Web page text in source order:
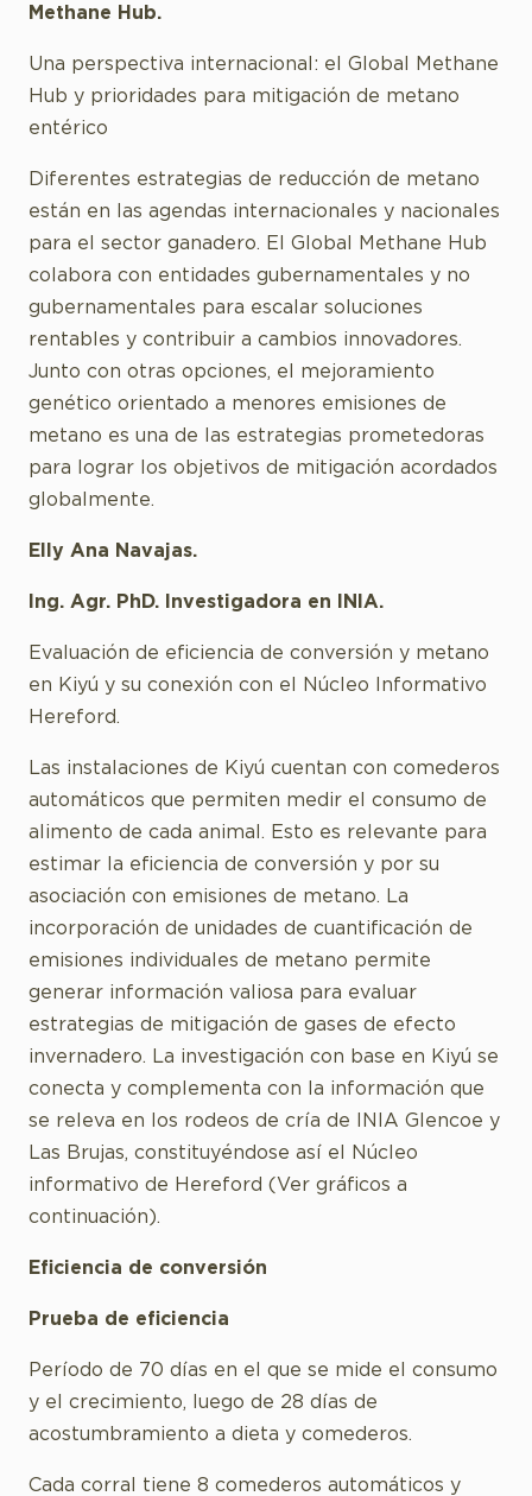
Methane Hub.
Una perspectiva internacional: el Global Methane
Hub y prioridades para mitigación de metano
entérico
Diferentes estrategias de reducción de metano
están en las agendas internacionales y nacionales
para el sector ganadero. El Global Methane Hub
colabora con entidades gubernamentales y no
gubernamentales para escalar soluciones
rentables y contribuir a cambios innovadores.
Junto con otras opciones, el mejoramiento
genético orientado a menores emisiones de
metano es una de las estrategias prometedoras
para lograr los objetivos de mitigación acordados
globalmente.
Elly Ana Navajas.
Ing. Agr. PhD. Investigadora en INIA.
Evaluación de eficiencia de conversión y metano
en Kiyú y su conexión con el Núcleo Informativo
Hereford.
Las instalaciones de Kiyú cuentan con comederos
automáticos que permiten medir el consumo de
alimento de cada animal. Esto es relevante para
estimar la eficiencia de conversión y por su
asociación con emisiones de metano. La
incorporación de unidades de cuantificación de
emisiones individuales de metano permite
generar información valiosa para evaluar
estrategias de mitigación de gases de efecto
invernadero. La investigación con base en Kiyú se
conecta y complementa con la información que
se releva en los rodeos de cría de INIA Glencoe y
Las Brujas, constituyéndose así el Núcleo
informativo de Hereford (Ver gráficos a
continuación).
Eficiencia de conversión
Prueba de eficiencia
Período de 70 días en el que se mide el consumo
y el crecimiento, luego de 28 días de
acostumbramiento a dieta y comederos.
Cada corral tiene 8 comederos automáticos y